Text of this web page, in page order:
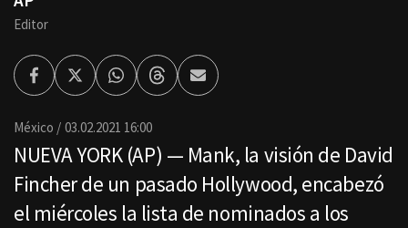
Editor
FacebookTwitterWhatsappThreadsEnviar
por
México 03.02.2021 16:00
NUEVA YORK (AP) — Mank, la visión de David
Fincher de un pasado Hollywood, encabezó
el miércoles la lista de nominados a los